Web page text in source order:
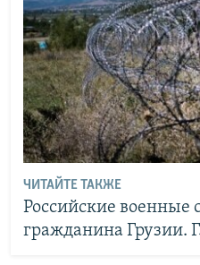
ЧИТАЙТЕ ТАКЖЕ
Российские военные
гражданина Грузии.